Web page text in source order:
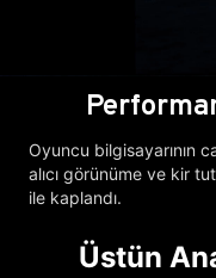
Oyuncu bilgisayarının
alıcı görünüme ve kir
ile kaplandı.
Üstün